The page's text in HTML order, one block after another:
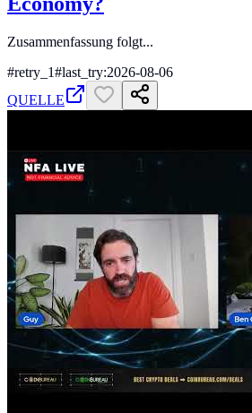
Zusammenfassung folgt...
#retry_1#last_try:2026-08-06
QUELLE